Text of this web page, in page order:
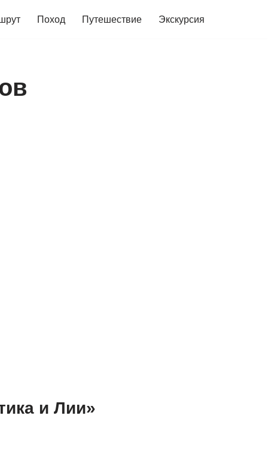
Поход Путешествие Экскурсия
и Лии»